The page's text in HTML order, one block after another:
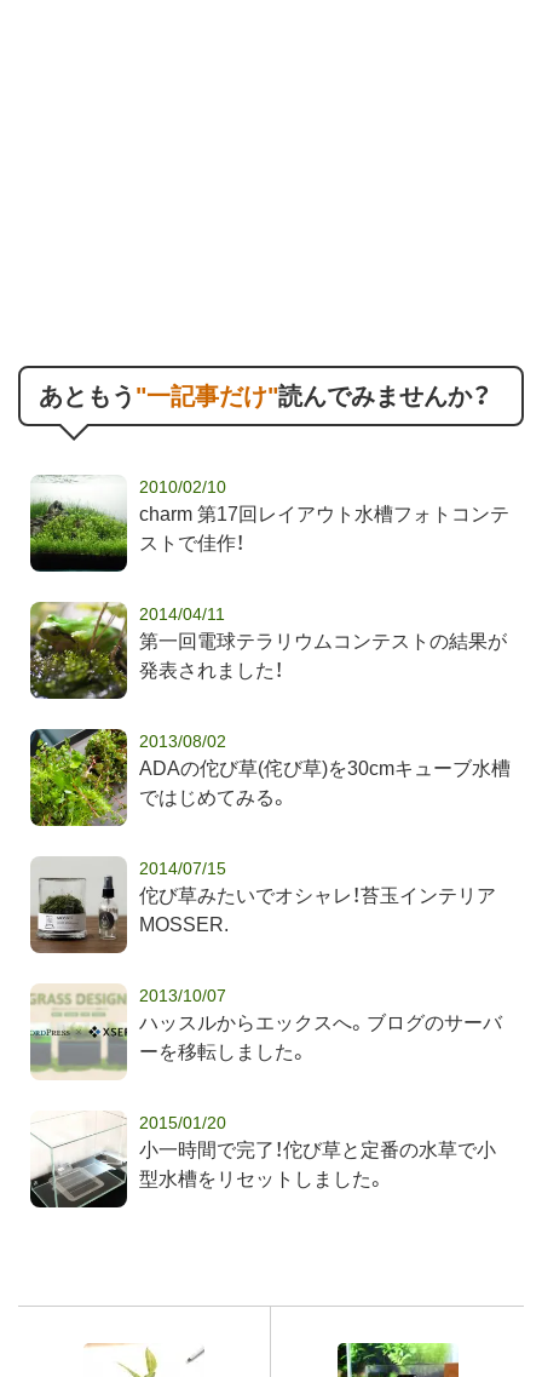
あともう "一記事だけ"読んでみませんか？
2010/02/10
charm 第17回レイアウト水槽フォトコンテ
ストで佳作！
2014/04/11
第一回電球テラリウムコンテストの結果が
発表されました！
2013/08/02
ADAの佗び草(侘び草)を30cmキューブ水槽
ではじめてみる。
2014/07/15
佗び草みたいでオシャレ！苔玉インテリア
MOSSER.
2013/10/07
ハッスルからエックスへ。ブログのサーバ
ーを移転しました。
2015/01/20
小一時間で完了！佗び草と定番の水草で小
型水槽をリセットしました。